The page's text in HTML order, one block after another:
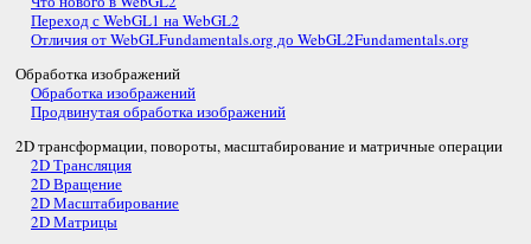
Переход с WebGL1 на WebGL2
Отличия от WebGLFundamentals.org до WebGL2Fundamentals.org
Обработка изображений
Обработка изображений
Продвинутая обработка изображений
2D трансформации, повороты, масштабирование и матричные операции
2D Трансляция
2D Вращение
2D Масштабирование
2D Матрицы